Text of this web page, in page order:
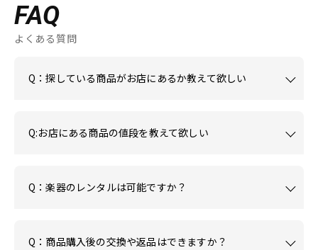
FAQ
よくある質問
Q：探している商品がお店にあるか教えて欲しい
Q:お店にある商品の値段を教えて欲しい
Q：楽器のレンタルは可能ですか？
Q：商品購入後の交換や返品はできますか？